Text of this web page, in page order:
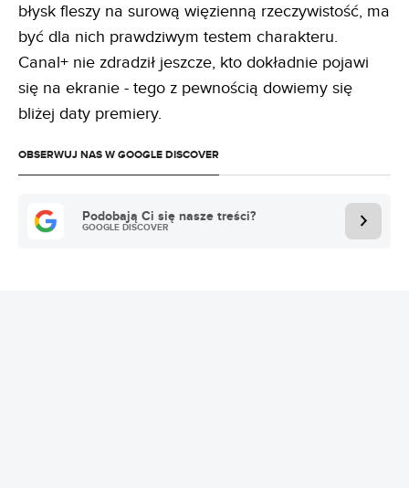
błysk fleszy na surową więzienną rzeczywistość, ma
być dla nich prawdziwym testem charakteru.
Canal+ nie zdradził jeszcze, kto dokładnie pojawi
się na ekranie - tego z pewnością dowiemy się
bliżej daty premiery.
OBSERWUJ NAS W GOOGLE DISCOVER
Podobają Ci się nasze treści?
GOOGLE DISCOVER